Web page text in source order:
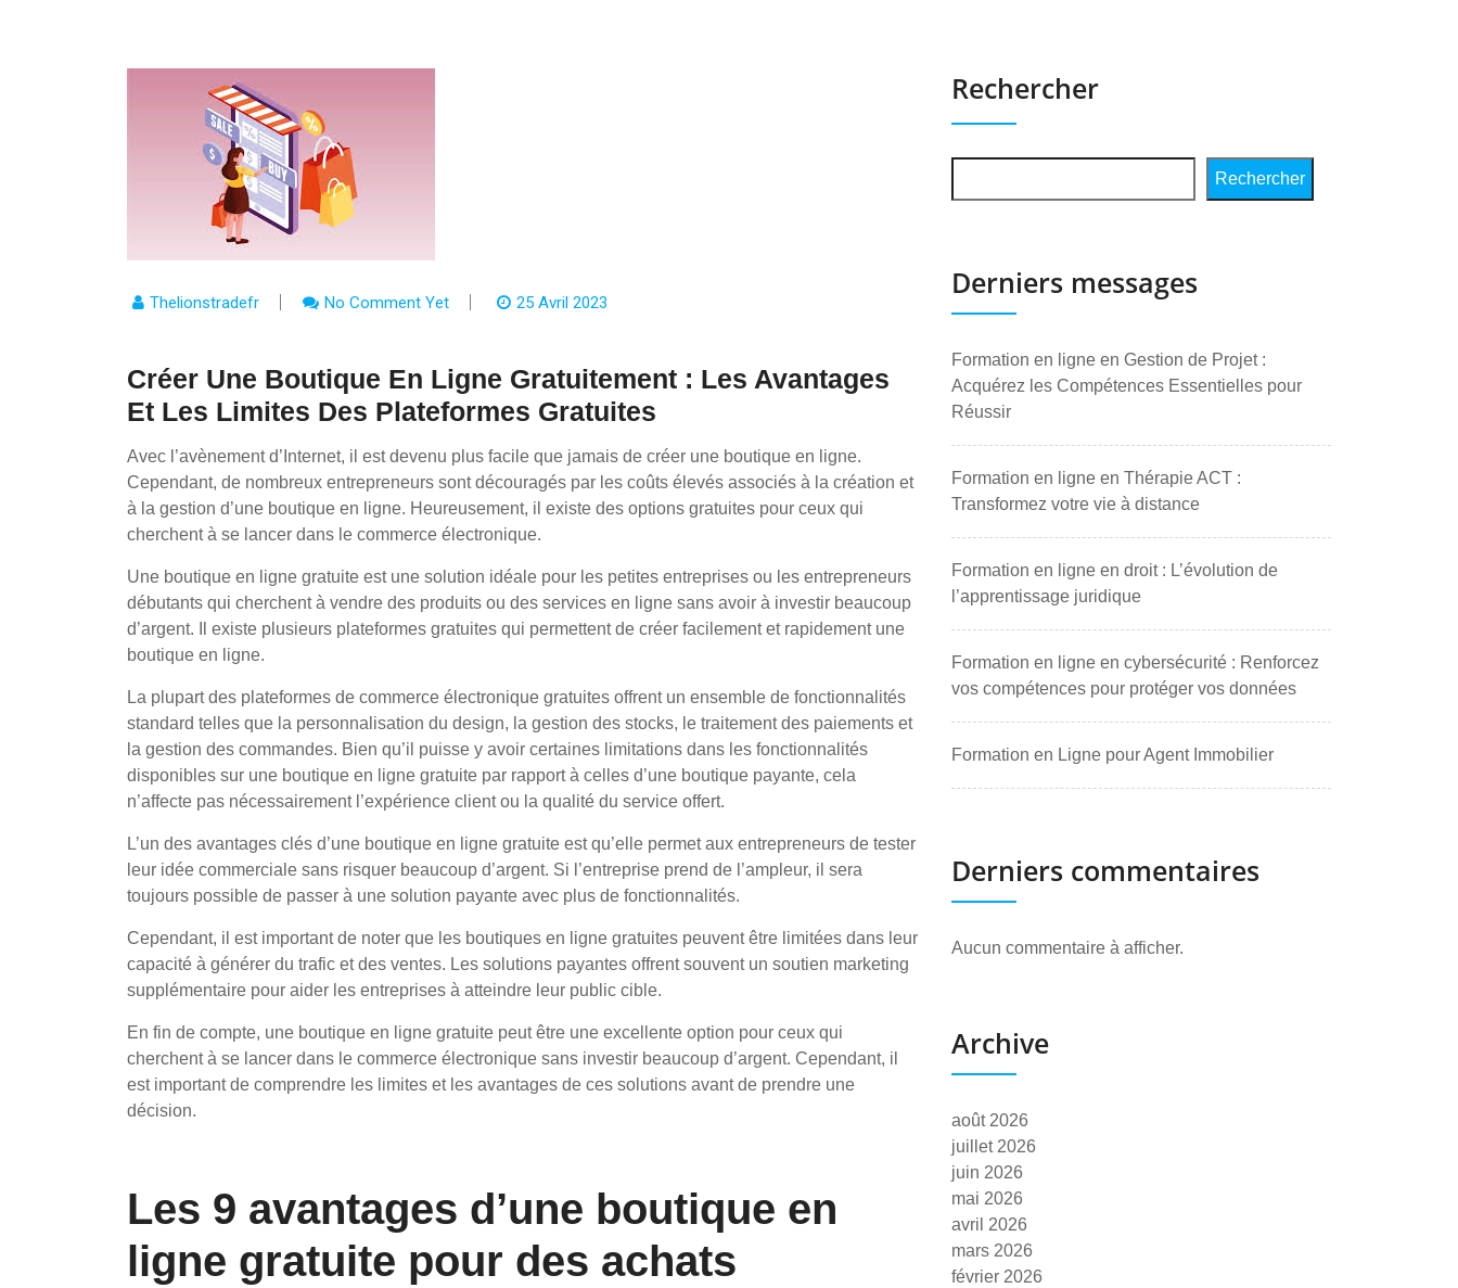
Thelionstradefr No Comment Yet 25 Avril 2023
Créer Une Boutique En Ligne Gratuitement : Les Avantages
Et Les Limites Des Plateformes Gratuites
Avec l’avènement d’Internet, il est devenu plus facile que jamais de créer une boutique en ligne.
Cependant, de nombreux entrepreneurs sont découragés par les coûts élevés associés à la création et
à la gestion d’une boutique en ligne. Heureusement, il existe des options gratuites pour ceux qui
cherchent à se lancer dans le commerce électronique.
Une boutique en ligne gratuite est une solution idéale pour les petites entreprises ou les entrepreneurs
débutants qui cherchent à vendre des produits ou des services en ligne sans avoir à investir beaucoup
d’argent. Il existe plusieurs plateformes gratuites qui permettent de créer facilement et rapidement une
boutique en ligne.
La plupart des plateformes de commerce électronique gratuites offrent un ensemble de fonctionnalités
standard telles que la personnalisation du design, la gestion des stocks, le traitement des paiements et
la gestion des commandes. Bien qu’il puisse y avoir certaines limitations dans les fonctionnalités
disponibles sur une boutique en ligne gratuite par rapport à celles d’une boutique payante, cela
n’affecte pas nécessairement l’expérience client ou la qualité du service offert.
L’un des avantages clés d’une boutique en ligne gratuite est qu’elle permet aux entrepreneurs de tester
leur idée commerciale sans risquer beaucoup d’argent. Si l’entreprise prend de l’ampleur, il sera
toujours possible de passer à une solution payante avec plus de fonctionnalités.
Cependant, il est important de noter que les boutiques en ligne gratuites peuvent être limitées dans leur
capacité à générer du trafic et des ventes. Les solutions payantes offrent souvent un soutien marketing
supplémentaire pour aider les entreprises à atteindre leur public cible.
En fin de compte, une boutique en ligne gratuite peut être une excellente option pour ceux qui
cherchent à se lancer dans le commerce électronique sans investir beaucoup d’argent. Cependant, il
est important de comprendre les limites et les avantages de ces solutions avant de prendre une
décision.
Les 9 avantages d’une boutique en
ligne gratuite pour des achats
Rechercher
Rechercher
Derniers messages
Formation en ligne en Gestion de Projet :
Acquérez les Compétences Essentielles pour
Réussir
Formation en ligne en Thérapie ACT :
Transformez votre vie à distance
Formation en ligne en droit : L’évolution de
l’apprentissage juridique
Formation en ligne en cybersécurité : Renforcez
vos compétences pour protéger vos données
Formation en Ligne pour Agent Immobilier
Derniers commentaires
Aucun commentaire à afficher.
Archive
août 2026
juillet 2026
juin 2026
mai 2026
avril 2026
mars 2026
février 2026